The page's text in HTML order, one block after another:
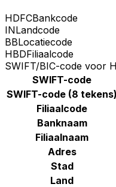
HDFCBankcode
INLandcode
BBLocatiecode
HBDFiliaalcode
SWIFT/BIC-code voor
SWIFT-code
SWIFT-code (8 tekens)
Filiaalcode
Banknaam
Filiaalnaam
Adres
Stad
Land